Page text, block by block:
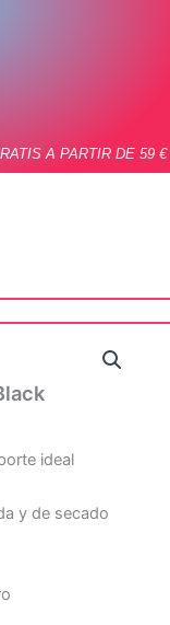
A PARTIR DE 59 €
ideal
y de secado